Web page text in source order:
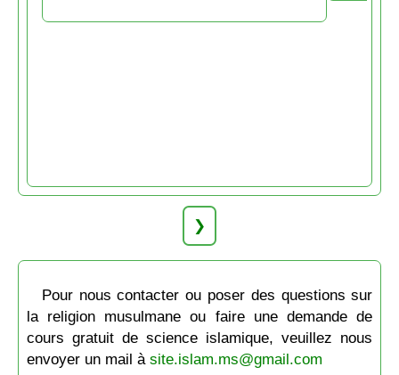
❯
Pour nous contacter ou poser des questions sur
la religion musulmane ou faire une demande de
cours gratuit de science islamique, veuillez nous
envoyer un mail à site.islam.ms@gmail.com